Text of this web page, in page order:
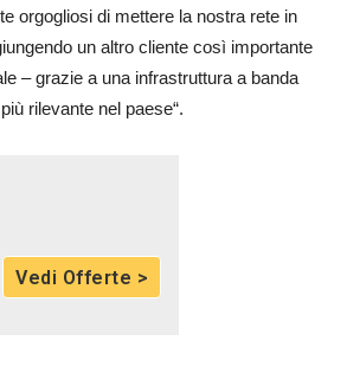
orgogliosi di mettere la nostra rete in
un altro cliente così importante
– grazie a una infrastruttura a banda
rilevante nel paese“.
Vedi Offerte >